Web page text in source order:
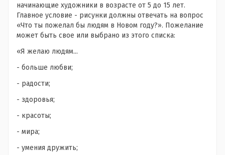
начинающие художники в возрасте от 5 до 15 лет.
Главное условие - рисунки должны отвечать на вопрос
«Что ты пожелал бы людям в Новом году?». Пожелание
может быть свое или выбрано из этого списка:
«Я желаю людям...
- больше любви;
- радости;
- здоровья;
- красоты;
- мира;
- умения дружить;